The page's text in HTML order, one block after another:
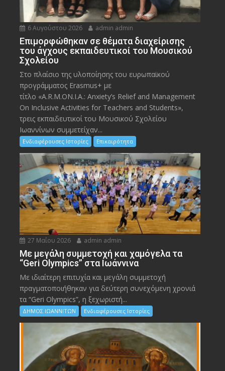
6 Αυγούστου 2026 admin admin
Eπιμορφώθηκαν σε θέματα διαχείρισης
του άγχους εκπαιδευτικοί του Μουσικού
Σχολείου
Στο πλαίσιο της υλοποίησης του ευρωπαϊκού
προγράμματος Erasmus+ με
τίτλο «A.R.M.ON.I.A.: Anxiety’s Relief and Management
On Inclusive Activities for Teachers and Students»,
τρεις εκπαιδευτικοί του Μουσικού Σχολείου
Ιωαννίνων συμμετείχαν...
Ενδιαφέρουσες Ιστορίες Επικαιρότητα
27 Μαΐου 2026 admin admin
Με μεγάλη συμμετοχή και χαμόγελα τα
“Geri Olympics” στα Ιωάννινα
Με ιδιαίτερη επιτυχία και μεγάλη συμμετοχή
πραγματοποιήθηκαν για δεύτερη συνεχόμενη χρονιά
τα “Geri Olympics”, η ξεχωριστή...
ΔΗΜΟΣ ΙΩΑΝΝΙΤΩΝ Ενδιαφέρουσες Ιστορίες